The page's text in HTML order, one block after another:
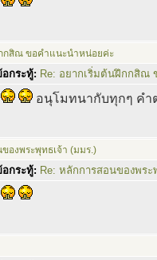
กสิณ ขอคำแนะนำหน่อยค่ะ
กระทู้: Re: อยากเริ่มต้นฝึกกสิณ
อนุโมทนากับทุกๆ คำ
องพระพุทธเจ้า (มมร.)
กระทู้: Re: หลักการสอนของพระ